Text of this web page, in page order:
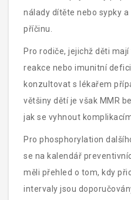
nálady dítěte nebo sypky
příčinu.
Pro rodiče, jejichž děti
reakce nebo imunitní
konzultovat s lékařem
většiny dětí je však MMR
jak se vyhnout
přirozené infekce rubeoly
Pro phosphorylation
se na kalendář
měli přehled o tom, kdy
intervaly jsou